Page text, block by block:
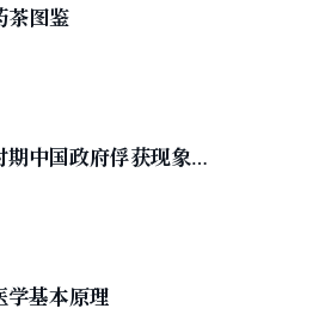
茶图鉴
期中国政府俘获现象透
学基本原理